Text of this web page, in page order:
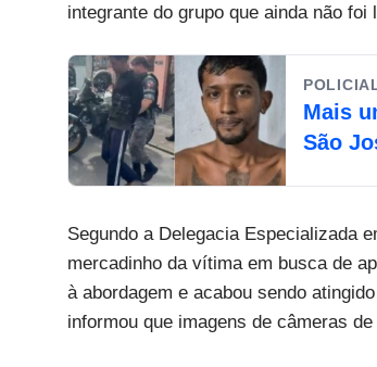
integrante do grupo que ainda não foi
Mais
São
Segundo a Delegacia Especializada
mercadinho da vítima em busca de
à abordagem e acabou sendo
informou que imagens de câmeras